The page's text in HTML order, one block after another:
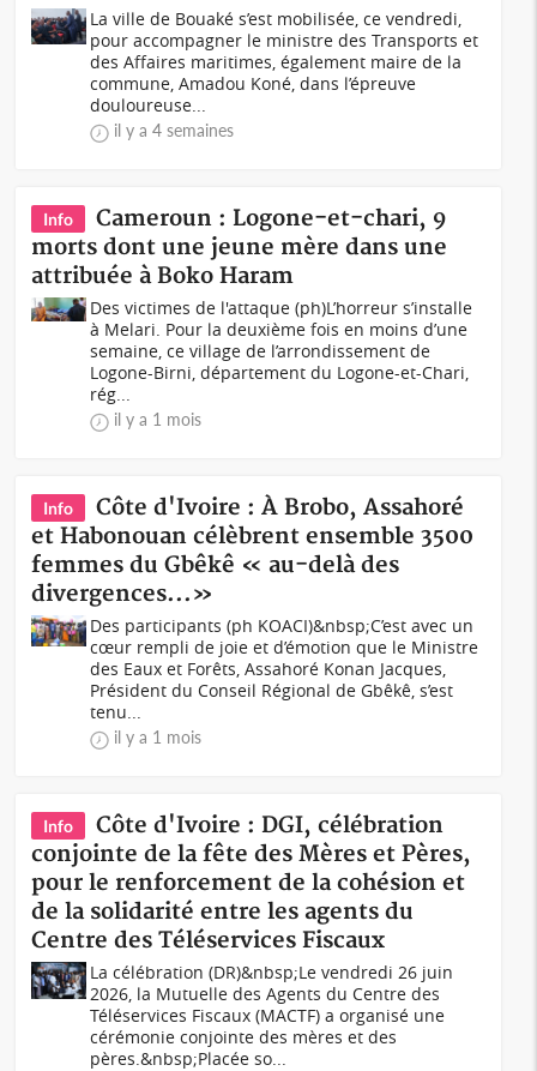
La ville de Bouaké s’est mobilisée, ce vendredi,
pour accompagner le ministre des Transports et
des Affaires maritimes, également maire de la
commune, Amadou Koné, dans l’épreuve
douloureuse...
il y a 4 semaines
Info
Cameroun : Logone-et-chari, 9
morts dont une jeune mère dans une
attribuée à Boko Haram
Des victimes de l'attaque (ph)L’horreur s’installe
à Melari. Pour la deuxième fois en moins d’une
semaine, ce village de l’arrondissement de
Logone-Birni, département du Logone-et-Chari,
rég...
il y a 1 mois
Info
Côte d'Ivoire : À Brobo, Assahoré
et Habonouan célèbrent ensemble 3500
femmes du Gbêkê « au-delà des
divergences...»
Des participants (ph KOACI)&nbsp;C’est avec un
cœur rempli de joie et d’émotion que le Ministre
des Eaux et Forêts, Assahoré Konan Jacques,
Président du Conseil Régional de Gbêkê, s’est
tenu...
il y a 1 mois
Info
Côte d'Ivoire : DGI, célébration
conjointe de la fête des Mères et Pères,
pour le renforcement de la cohésion et
de la solidarité entre les agents du
Centre des Téléservices Fiscaux
La célébration (DR)&nbsp;Le vendredi 26 juin
2026, la Mutuelle des Agents du Centre des
Téléservices Fiscaux (MACTF) a organisé une
cérémonie conjointe des mères et des
pères.&nbsp;Placée so...